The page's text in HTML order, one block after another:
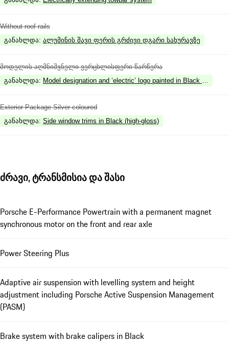
Without roof rails
განახლდა: ალუმინის შავი ფერის გრძივი დგარი სახურავზე
მოდელის აღმნიშვნელი ვერცხლისფერი წარწერა
განახლდა: Model designation and ‘electric’ logo painted in Black (high-
Exterior Package Silver coloured
განახლდა: Side window trims in Black (high-gloss)
ძრავი, ტრანსმისია და შასი
Porsche E-Performance Powertrain with a permanent magnet
synchronous motor on the front and rear axle
Power Steering Plus
Adaptive air suspension with levelling system and height
adjustment including Porsche Active Suspension Management
(PASM)
Brake system with brake calipers in Black